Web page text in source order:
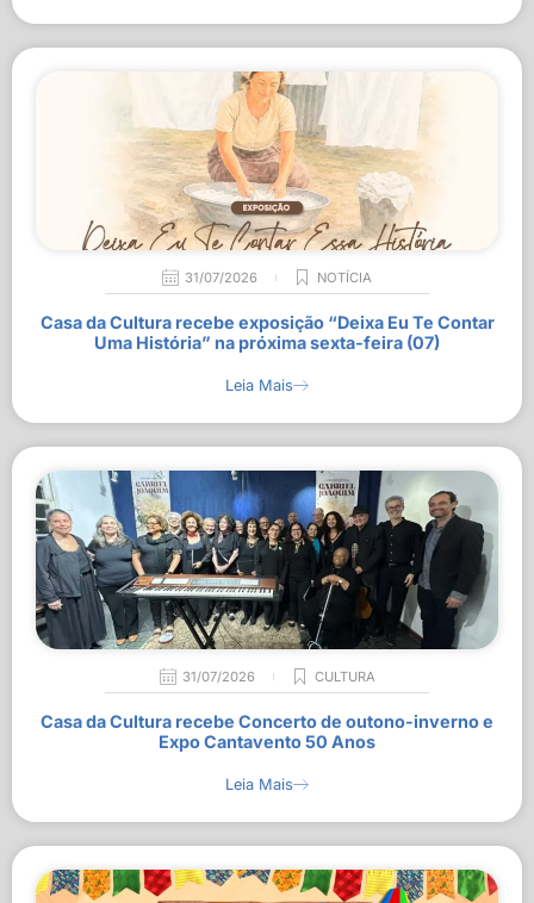
31/07/2026 NOTÍCIA
Casa da Cultura recebe exposição “Deixa Eu Te Contar
Uma História” na próxima sexta-feira (07)
Leia Mais
31/07/2026 CULTURA
Casa da Cultura recebe Concerto de outono-inverno e
Expo Cantavento 50 Anos
Leia Mais